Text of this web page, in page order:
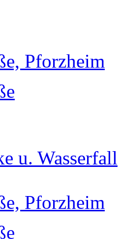
Pforzheim
u. Wasserfall
Pforzheim